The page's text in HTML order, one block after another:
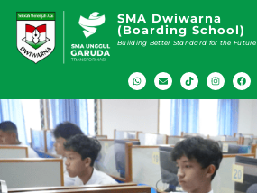
SMA Dwiwarna
(Boarding School)
Building Better Standard for the Future